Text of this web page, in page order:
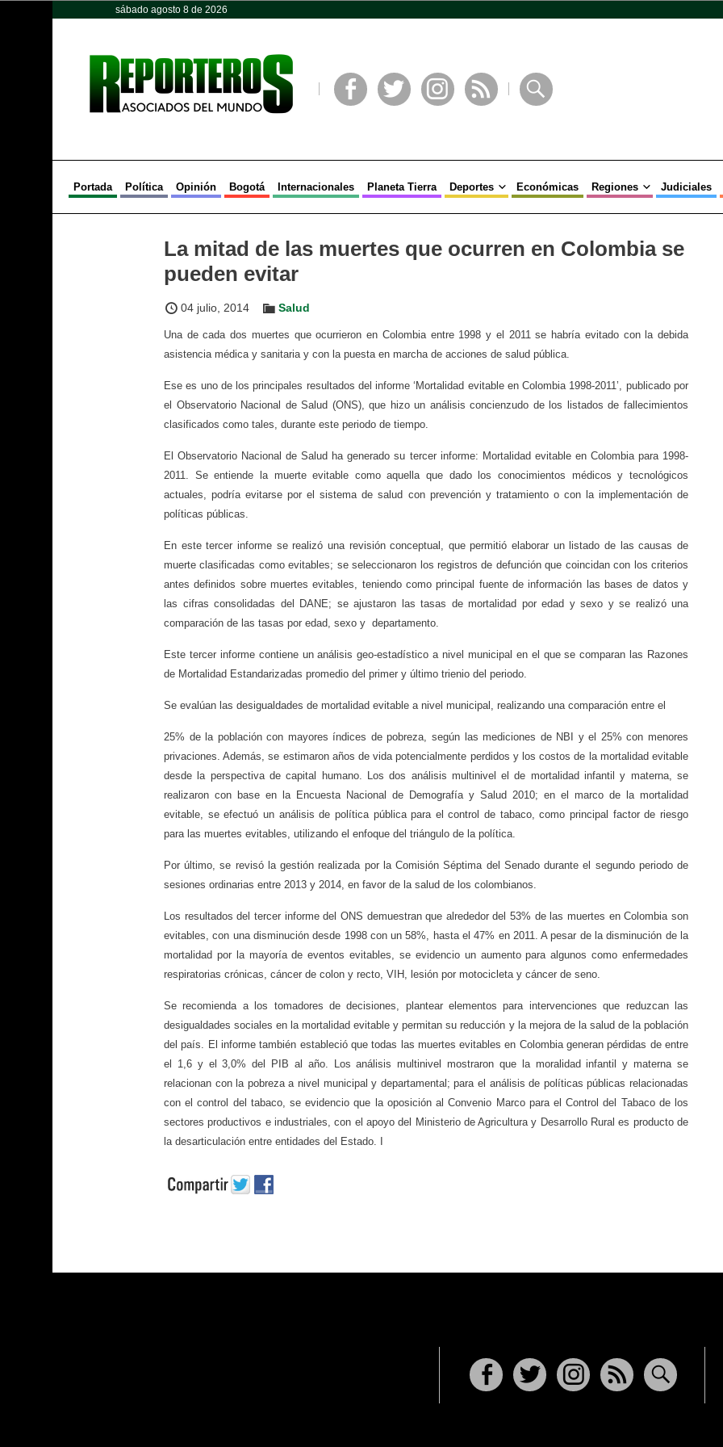
sábado agosto 8 de 2026
Portada Política Opinión Bogotá Internacionales Planeta Tierra Deportes Económicas Regiones Judiciales
La mitad de las muertes que ocurren en Colombia se
pueden evitar
04 julio, 2014 Salud
Una de cada dos muertes que ocurrieron en Colombia entre 1998 y el 2011 se habría evitado con la debida
asistencia médica y sanitaria y con la puesta en marcha de acciones de salud pública.
Ese es uno de los principales resultados del informe ‘Mortalidad evitable en Colombia 1998-2011’, publicado por
el Observatorio Nacional de Salud (ONS), que hizo un análisis concienzudo de los listados de fallecimientos
clasificados como tales, durante este periodo de tiempo.
El Observatorio Nacional de Salud ha generado su tercer informe: Mortalidad evitable en Colombia para 1998-
2011. Se entiende la muerte evitable como aquella que dado los conocimientos médicos y tecnológicos
actuales, podría evitarse por el sistema de salud con prevención y tratamiento o con la implementación de
políticas públicas.
En este tercer informe se realizó una revisión conceptual, que permitió elaborar un listado de las causas de
muerte clasificadas como evitables; se seleccionaron los registros de defunción que coincidan con los criterios
antes definidos sobre muertes evitables, teniendo como principal fuente de información las bases de datos y
las cifras consolidadas del DANE; se ajustaron las tasas de mortalidad por edad y sexo y se realizó una
comparación de las tasas por edad, sexo y departamento.
Este tercer informe contiene un análisis geo-estadístico a nivel municipal en el que se comparan las Razones
de Mortalidad Estandarizadas promedio del primer y último trienio del periodo.
Se evalúan las desigualdades de mortalidad evitable a nivel municipal, realizando una comparación entre el
25% de la población con mayores índices de pobreza, según las mediciones de NBI y el 25% con menores
privaciones. Además, se estimaron años de vida potencialmente perdidos y los costos de la mortalidad evitable
desde la perspectiva de capital humano. Los dos análisis multinivel el de mortalidad infantil y materna, se
realizaron con base en la Encuesta Nacional de Demografía y Salud 2010; en el marco de la mortalidad
evitable, se efectuó un análisis de política pública para el control de tabaco, como principal factor de riesgo
para las muertes evitables, utilizando el enfoque del triángulo de la política.
Por último, se revisó la gestión realizada por la Comisión Séptima del Senado durante el segundo periodo de
sesiones ordinarias entre 2013 y 2014, en favor de la salud de los colombianos.
Los resultados del tercer informe del ONS demuestran que alrededor del 53% de las muertes en Colombia son
evitables, con una disminución desde 1998 con un 58%, hasta el 47% en 2011. A pesar de la disminución de la
mortalidad por la mayoría de eventos evitables, se evidencio un aumento para algunos como enfermedades
respiratorias crónicas, cáncer de colon y recto, VIH, lesión por motocicleta y cáncer de seno.
Se recomienda a los tomadores de decisiones, plantear elementos para intervenciones que reduzcan las
desigualdades sociales en la mortalidad evitable y permitan su reducción y la mejora de la salud de la población
del país. El informe también estableció que todas las muertes evitables en Colombia generan pérdidas de entre
el 1,6 y el 3,0% del PIB al año. Los análisis multinivel mostraron que la moralidad infantil y materna se
relacionan con la pobreza a nivel municipal y departamental; para el análisis de políticas públicas relacionadas
con el control del tabaco, se evidencio que la oposición al Convenio Marco para el Control del Tabaco de los
sectores productivos e industriales, con el apoyo del Ministerio de Agricultura y Desarrollo Rural es producto de
la desarticulación entre entidades del Estado. I
Opinión Política